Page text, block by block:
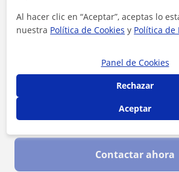
Al hacer clic, aceptas nuestroaviso legaly de
Contactar ahora
Al hacer clic en “Aceptar”, aceptas lo
nuestra Política de Cookies y Política de
Panel de Cookies
Rechazar
Aceptar